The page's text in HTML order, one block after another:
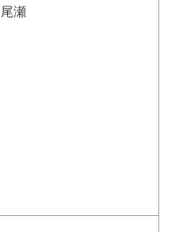
瀬